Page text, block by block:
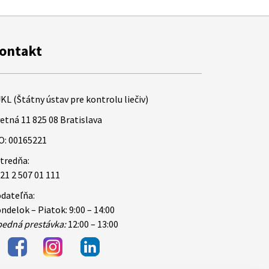
(Štátny ústav pre kontrolu liečiv)
11 825 08 Bratislava
00165221
2 507 01 111
– Piatok: 9:00 – 14:00
prestávka:12:00 – 13:00